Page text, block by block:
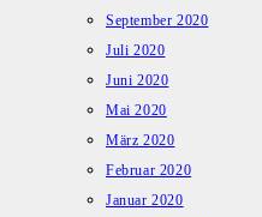
September 2020
Juli 2020
Juni 2020
Mai 2020
März 2020
Februar 2020
Januar 2020